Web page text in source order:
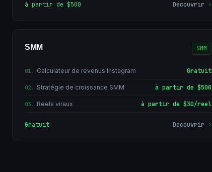
à partir de $500 Découvrir ›
SMM SMM
01. Calculateur de revenus Instagram Gratuit
02. Stratégie de croissance SMM à partir de $500
03. Reels viraux à partir de $30/reel
Gratuit Découvrir ›